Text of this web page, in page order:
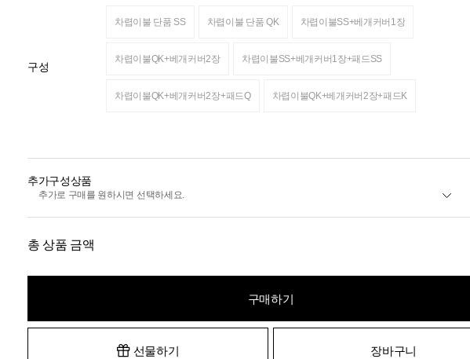
구성
차렵이불 단품 SS 차렵이불 단품 QK 차렵이불SS+베개커버1장
차렵이불QK+베개커버2장 차렵이불SS+베개커버1장+패드SS
차렵이불QK+베개커버2장+패드Q 차렵이불QK+베개커버2장+패드K
추가구성상품
추가로 구매를 원하시면 선택하세요.
총 상품 금액
구매하기
선물하기 장바구니